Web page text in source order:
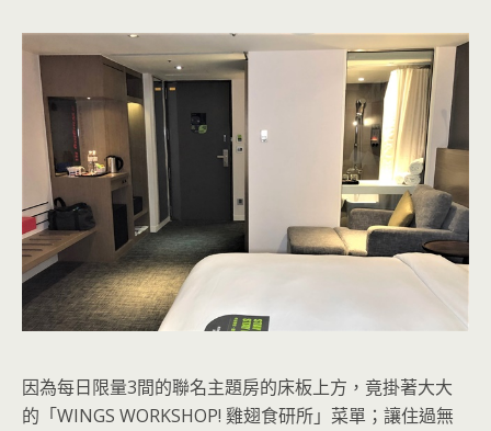
因為每日限量3間的聯名主題房的床板上方，竟掛著大大
的「WINGS WORKSHOP! 雞翅食研所」菜單；讓住過無